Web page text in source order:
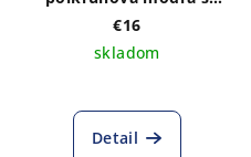
bielym jemným vzorom
€16
skladom
Detail